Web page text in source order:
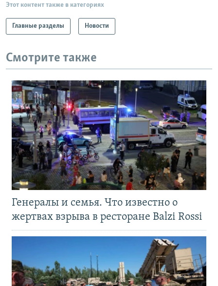
Все сайты РСЕ/РС
Этот контент также в категориях
Главные разделы Новости
Смотрите также
Генералы и семья. Что известно о
жертвах взрыва в ресторане Balzi Rossi